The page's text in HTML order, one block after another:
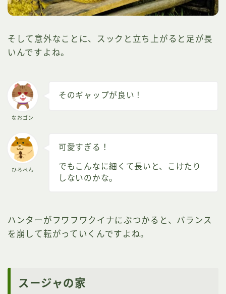
そして意外なことに、スックと立ち上がると足が長
いんですよね。
なおゴン
そのギャップが良い！
ひろぺん
可愛すぎる！
でもこんなに細くて長いと、こけたり
しないのかな。
ハンターがフワフワクイナにぶつかると、バランス
を崩して転がっていくんですよね。
スージャの家